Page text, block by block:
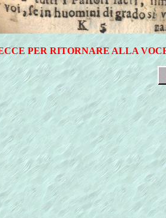
PER RITORNARE ALLA